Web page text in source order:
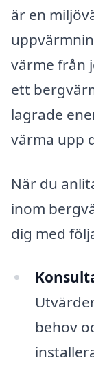
är en
värme från
ett
lagrade
värma upp
När du
inom
dig med
behov